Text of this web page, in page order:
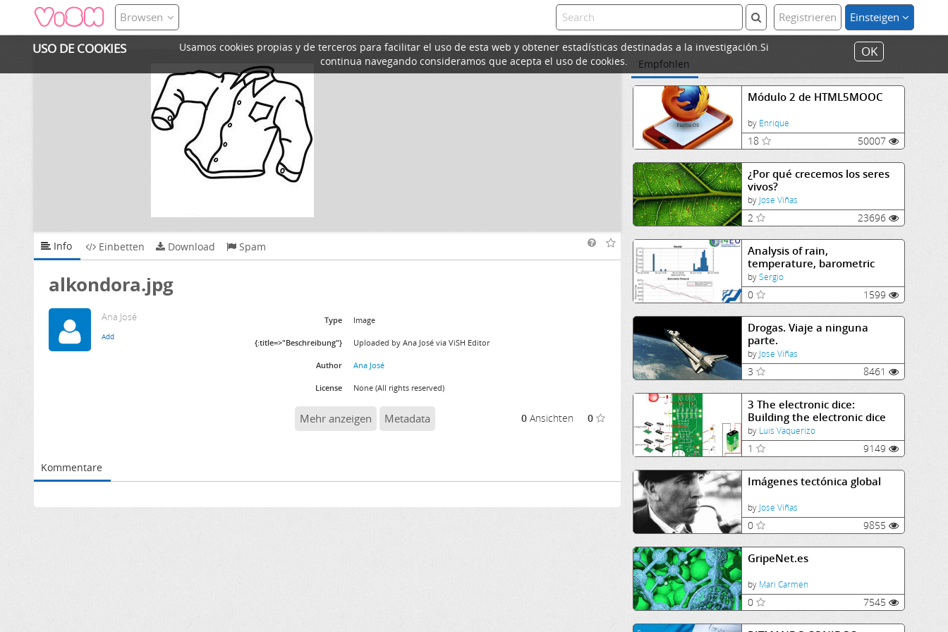
USO DE COOKIES
Usamos cookies propias y de terceros para facilitar el uso de esta web y obtener estadísticas destinadas a la investigación.Si
continua navegando consideramos que acepta el uso de cookies.
OK
Browsen Registrieren Einsteigen
Empfohlen
Módulo 2 de HTML5MOOC
by Enrique
18 50007
¿Por qué crecemos los seres
vivos?
by Jose Viñas
2 23696
Analysis of rain,
temperature, barometric
pressure data
bySergio
0 1599
Drogas. Viaje a ninguna
parte.
by Jose Viñas
3 8461
3 The electronic dice:
Building the electronic dice
by Luis Vaquerizo
1 9149
Imágenes tectónica global
by Jose Viñas
0 9855
GripeNet.es
by Mari Carmen
0 7545
Info Einbetten Download Spam
alkondora.jpg
Ana José Type Image
{:title=>"Beschreibung"} Uploaded by Ana José via ViSH Editor
Author Ana José
License None (All rights reserved)
Mehr anzeigen Metadata 0Ansichten 0
Kommentare